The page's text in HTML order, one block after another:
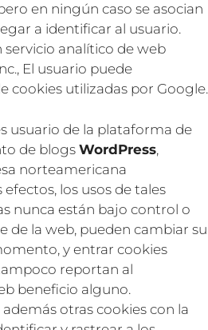
en ningún caso se asocian
a identificar al usuario.
servicio analítico de web
El usuario puede
cookies utilizadas por Google.
usuario de la plataforma de
de blogs WordPress,
norteamericana
los usos de tales
nunca están bajo control o
de la web, pueden cambiar su
y entrar cookies
reportan al
beneficio alguno.
otras cookies con la